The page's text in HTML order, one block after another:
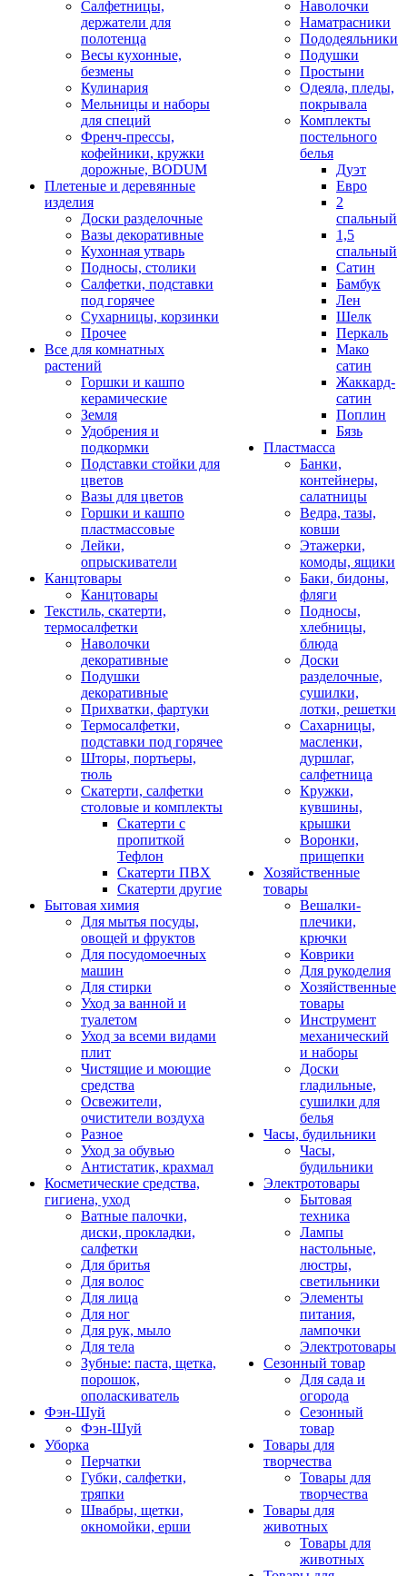
Салфетницы,
держатели для
полотенца
Весы кухонные,
безмены
Кулинария
Мельницы и наборы
для специй
Френч-прессы,
кофейники, кружки
дорожные, BODUM
Плетеные и деревянные
изделия
Доски разделочные
Вазы декоративные
Кухонная утварь
Подносы, столики
Салфетки, подставки
под горячее
Сухарницы, корзинки
Прочее
Все для комнатных
растений
Горшки и кашпо
керамические
Земля
Удобрения и
подкормки
Подставки стойки для
цветов
Вазы для цветов
Горшки и кашпо
пластмассовые
Лейки,
опрыскиватели
Канцтовары
Канцтовары
Текстиль, скатерти,
термосалфетки
Наволочки
декоративные
Подушки
декоративные
Прихватки, фартуки
Термосалфетки,
подставки под горячее
Шторы, портьеры,
тюль
Скатерти, салфетки
столовые и комплекты
Скатерти с
пропиткой
Тефлон
Скатерти ПВХ
Скатерти другие
Бытовая химия
Для мытья посуды,
овощей и фруктов
Для посудомоечных
машин
Для стирки
Уход за ванной и
туалетом
Уход за всеми видами
плит
Чистящие и моющие
средства
Освежители,
очистители воздуха
Разное
Уход за обувью
Антистатик, крахмал
Косметические средства,
гигиена, уход
Ватные палочки,
диски, прокладки,
салфетки
Для бритья
Для волос
Для лица
Для ног
Для рук, мыло
Для тела
Зубные: паста, щетка,
порошок,
ополаскиватель
Фэн-Шуй
Фэн-Шуй
Уборка
Перчатки
Губки, салфетки,
тряпки
Швабры, щетки,
окномойки, ерши
Наволочки
Наматрасники
Пододеяльники
Подушки
Простыни
Одеяла, пледы,
покрывала
Комплекты
постельного
белья
Дуэт
Евро
2
спальный
1,5
спальный
Сатин
Бамбук
Лен
Шелк
Перкаль
Мако
сатин
Жаккард-
сатин
Поплин
Бязь
Пластмасса
Банки,
контейнеры,
салатницы
Ведра, тазы,
ковши
Этажерки,
комоды, ящики
Баки, бидоны,
фляги
Подносы,
хлебницы,
блюда
Доски
разделочные,
сушилки,
лотки, решетки
Сахарницы,
масленки,
дуршлаг,
салфетница
Кружки,
кувшины,
крышки
Воронки,
прищепки
Хозяйственные
товары
Вешалки-
плечики,
крючки
Коврики
Для рукоделия
Хозяйственные
товары
Инструмент
механический
и наборы
Доски
гладильные,
сушилки для
белья
Часы, будильники
Часы,
будильники
Электротовары
Бытовая
техника
Лампы
настольные,
люстры,
светильники
Элементы
питания,
лампочки
Электротовары
Сезонный товар
Для сада и
огорода
Сезонный
товар
Товары для
творчества
Товары для
творчества
Товары для
животных
Товары для
животных